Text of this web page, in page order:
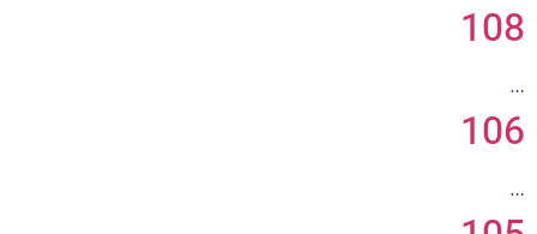
108
…
106
…